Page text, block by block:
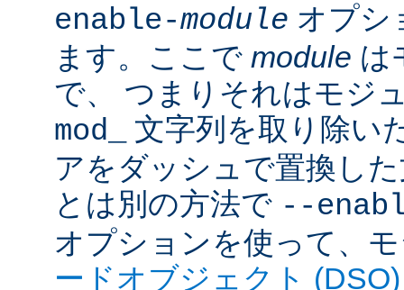
enable-module オプシ
ます。ここで module は
で、 つまりそれはモジ
mod_
文字列を取り除い
アをダッシュで置換し
とは別の方法で --
オプションを使って、
ードオブジェクト (DSO)